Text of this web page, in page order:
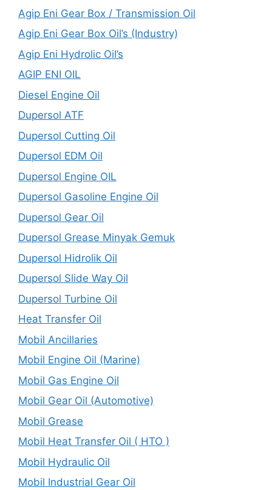
Agip Eni Gear Box / Transmission Oil
Agip Eni Gear Box Oil’s (Industry)
Agip Eni Hydrolic Oil’s
AGIP ENI OIL
Diesel Engine Oil
Dupersol ATF
Dupersol Cutting Oil
Dupersol EDM Oil
Dupersol Engine OIL
Dupersol Gasoline Engine Oil
Dupersol Gear Oil
Dupersol Grease Minyak Gemuk
Dupersol Hidrolik Oil
Dupersol Slide Way Oil
Dupersol Turbine Oil
Heat Transfer Oil
Mobil Ancillaries
Mobil Engine Oil (Marine)
Mobil Gas Engine Oil
Mobil Gear Oil (Automotive)
Mobil Grease
Mobil Heat Transfer Oil ( HTO )
Mobil Hydraulic Oil
Mobil Industrial Gear Oil